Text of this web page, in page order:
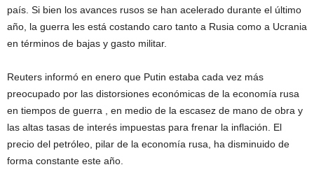
país. Si bien los avances rusos se han acelerado durante el último
año, la guerra les está costando caro tanto a Rusia como a Ucrania
en términos de bajas y gasto militar.
Reuters informó en enero que Putin estaba cada vez más
preocupado por las distorsiones económicas de la economía rusa
en tiempos de guerra , en medio de la escasez de mano de obra y
las altas tasas de interés impuestas para frenar la inflación. El
precio del petróleo, pilar de la economía rusa, ha disminuido de
forma constante este año.